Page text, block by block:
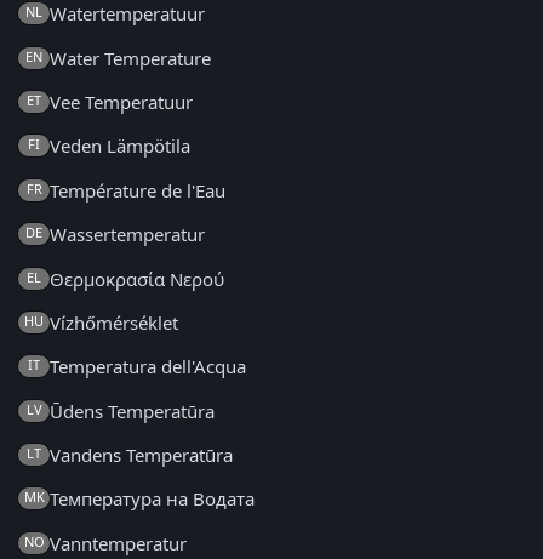
NL Watertemperatuur
EN Water Temperature
ET Vee Temperatuur
FI Veden Lämpötila
FR Température de l'Eau
DE Wassertemperatur
EL Θερμοκρασία Νερού
HU Vízhőmérséklet
IT Temperatura dell'Acqua
LV Ūdens Temperatūra
LT Vandens Temperatūra
MK Температура на Водата
NO Vanntemperatur